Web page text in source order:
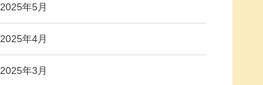
2025年5月
2025年4月
2025年3月